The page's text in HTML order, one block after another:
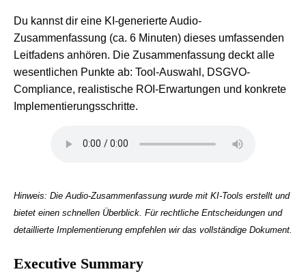
Du kannst dir eine KI-generierte Audio-
Zusammenfassung (ca. 6 Minuten) dieses umfassenden
Leitfadens anhören. Die Zusammenfassung deckt alle
wesentlichen Punkte ab: Tool-Auswahl, DSGVO-
Compliance, realistische ROI-Erwartungen und konkrete
Implementierungsschritte.
Hinweis: Die Audio-Zusammenfassung wurde mit KI-Tools erstellt und
bietet einen schnellen Überblick. Für rechtliche Entscheidungen und
detaillierte Implementierung empfehlen wir das vollständige Dokument.
Executive Summary